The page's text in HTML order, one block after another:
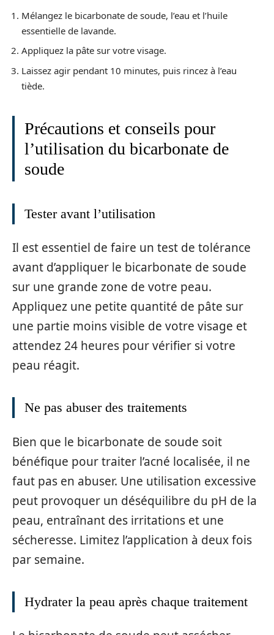
Mélangez le bicarbonate de soude, l’eau et l’huile
essentielle de lavande.
Appliquez la pâte sur votre visage.
Laissez agir pendant 10 minutes, puis rincez à l’eau
tiède.
Précautions et conseils pour
l’utilisation du bicarbonate de
soude
Tester avant l’utilisation
Il est essentiel de faire un test de tolérance
avant d’appliquer le bicarbonate de soude
sur une grande zone de votre peau.
Appliquez une petite quantité de pâte sur
une partie moins visible de votre visage et
attendez 24 heures pour vérifier si votre
peau réagit.
Ne pas abuser des traitements
Bien que le bicarbonate de soude soit
bénéfique pour traiter l’acné localisée, il ne
faut pas en abuser. Une utilisation excessive
peut provoquer un déséquilibre du pH de la
peau, entraînant des irritations et une
sécheresse. Limitez l’application à deux fois
par semaine.
Hydrater la peau après chaque traitement